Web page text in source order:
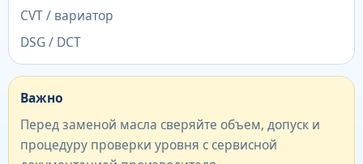
CVT / вариатор
DSG / DCT
Важно
Перед заменой масла сверяйте объем, допуск и
процедуру проверки уровня с сервисной